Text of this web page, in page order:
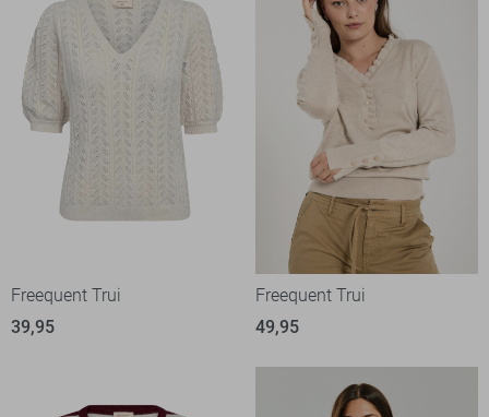
Freequent Trui
39,95
Freequent Trui
49,95